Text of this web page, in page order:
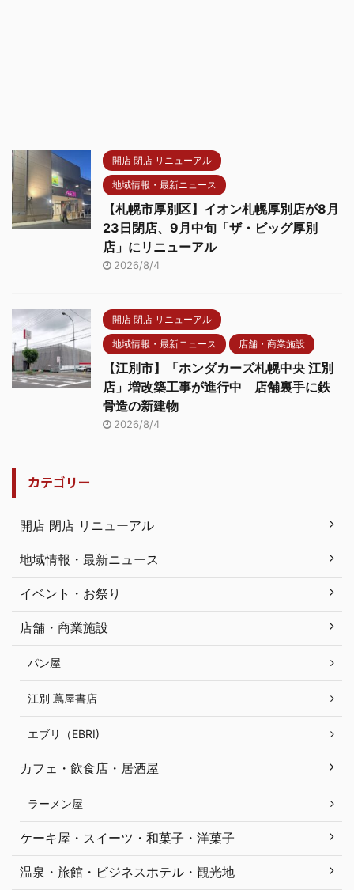
開店 閉店 リニューアル
地域情報・最新ニュース
【札幌市厚別区】イオン札幌厚別店が8月
23日閉店、9月中旬「ザ・ビッグ厚別
店」にリニューアル
2026/8/4
開店 閉店 リニューアル
地域情報・最新ニュース 店舗・商業施設
【江別市】「ホンダカーズ札幌中央 江別
店」増改築工事が進行中 店舗裏手に鉄
骨造の新建物
2026/8/4
カテゴリー
開店 閉店 リニューアル
地域情報・最新ニュース
イベント・お祭り
店舗・商業施設
パン屋
江別 蔦屋書店
エブリ（EBRI)
カフェ・飲食店・居酒屋
ラーメン屋
ケーキ屋・スイーツ・和菓子・洋菓子
温泉・旅館・ビジネスホテル・観光地